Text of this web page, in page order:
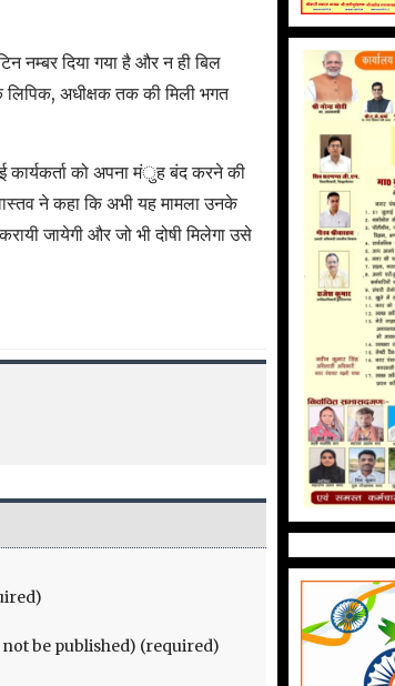
नम्बर दिया गया है और न ही बिल
लिपिक, अधीक्षक तक की मिली भगत
कार्यकर्ता को अपना मंुह बंद करने की
ने कहा कि अभी यह मामला उनके
जायेगी और जो भी दोषी मिलेगा उसे
be published) (required)